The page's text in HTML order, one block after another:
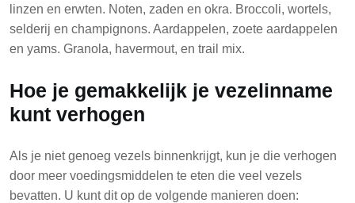
linzen en erwten. Noten, zaden en okra. Broccoli, wortels,
selderij en champignons. Aardappelen, zoete aardappelen
en yams. Granola, havermout, en trail mix.
Hoe je gemakkelijk je vezelinname
kunt verhogen
Als je niet genoeg vezels binnenkrijgt, kun je die verhogen
door meer voedingsmiddelen te eten die veel vezels
bevatten. U kunt dit op de volgende manieren doen: